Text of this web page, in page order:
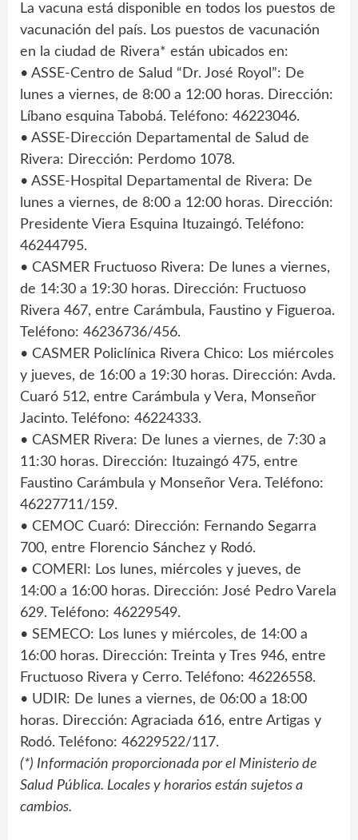
La vacuna está disponible en todos los puestos de
vacunación del país. Los puestos de vacunación
en la ciudad de Rivera* están ubicados en:
• ASSE-Centro de Salud “Dr. José Royol”: De
lunes a viernes, de 8:00 a 12:00 horas. Dirección:
Líbano esquina Tabobá. Teléfono: 46223046.
• ASSE-Dirección Departamental de Salud de
Rivera: Dirección: Perdomo 1078.
• ASSE-Hospital Departamental de Rivera: De
lunes a viernes, de 8:00 a 12:00 horas. Dirección:
Presidente Viera Esquina Ituzaingó. Teléfono:
46244795.
• CASMER Fructuoso Rivera: De lunes a viernes,
de 14:30 a 19:30 horas. Dirección: Fructuoso
Rivera 467, entre Carámbula, Faustino y Figueroa.
Teléfono: 46236736/456.
• CASMER Policlínica Rivera Chico: Los miércoles
y jueves, de 16:00 a 19:30 horas. Dirección: Avda.
Cuaró 512, entre Carámbula y Vera, Monseñor
Jacinto. Teléfono: 46224333.
• CASMER Rivera: De lunes a viernes, de 7:30 a
11:30 horas. Dirección: Ituzaingó 475, entre
Faustino Carámbula y Monseñor Vera. Teléfono:
46227711/159.
• CEMOC Cuaró: Dirección: Fernando Segarra
700, entre Florencio Sánchez y Rodó.
• COMERI: Los lunes, miércoles y jueves, de
14:00 a 16:00 horas. Dirección: José Pedro Varela
629. Teléfono: 46229549.
• SEMECO: Los lunes y miércoles, de 14:00 a
16:00 horas. Dirección: Treinta y Tres 946, entre
Fructuoso Rivera y Cerro. Teléfono: 46226558.
• UDIR: De lunes a viernes, de 06:00 a 18:00
horas. Dirección: Agraciada 616, entre Artigas y
Rodó. Teléfono: 46229522/117.
(*) Información proporcionada por el Ministerio de
Salud Pública. Locales y horarios están sujetos a
cambios.